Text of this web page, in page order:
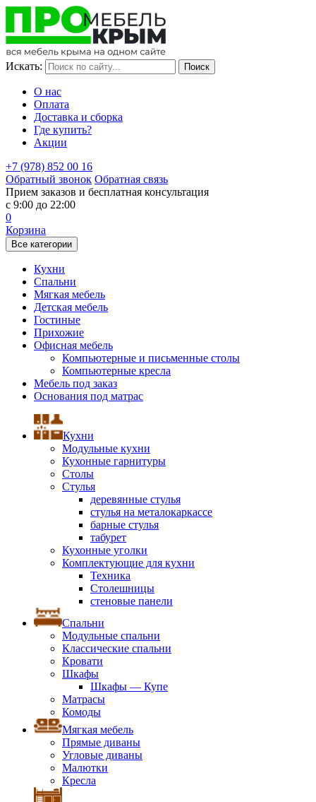
Искать:
О нас
Оплата
Доставка и сборка
Где купить?
Акции
+7 (978) 852 00 16
Обратный звонок Обратная связь
Прием заказов и бесплатная консультация
с 9:00 до 22:00
0
Корзина
Все категории
Кухни
Спальни
Мягкая мебель
Детская мебель
Гостиные
Прихожие
Офисная мебель
Компьютерные и письменные столы
Компьютерные кресла
Мебель под заказ
Основания под матрас
Кухни
Модульные кухни
Кухонные гарнитуры
Столы
Стулья
деревянные стулья
стулья на металокаркассе
барные стулья
табурет
Кухонные уголки
Комплектующие для кухни
Техника
Столешницы
стеновые панели
Спальни
Модульные спальни
Классические спальни
Кровати
Шкафы
Шкафы — Купе
Матрасы
Комоды
Мягкая мебель
Прямые диваны
Угловые диваны
Малютки
Кресла
Идёт переоценка товара. Конечную стоимость Вы можете
уточнить у нашего менеджера.